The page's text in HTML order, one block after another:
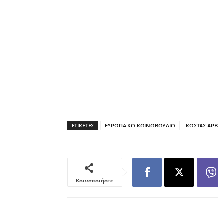
ΕΤΙΚΕΤΕΣ ΕΥΡΩΠΑΙΚΟ ΚΟΙΝΟΒΟΥΛΙΟ ΚΩΣΤΑΣ
Κοινοποιήστε